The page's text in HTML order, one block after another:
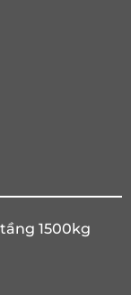
1500kg